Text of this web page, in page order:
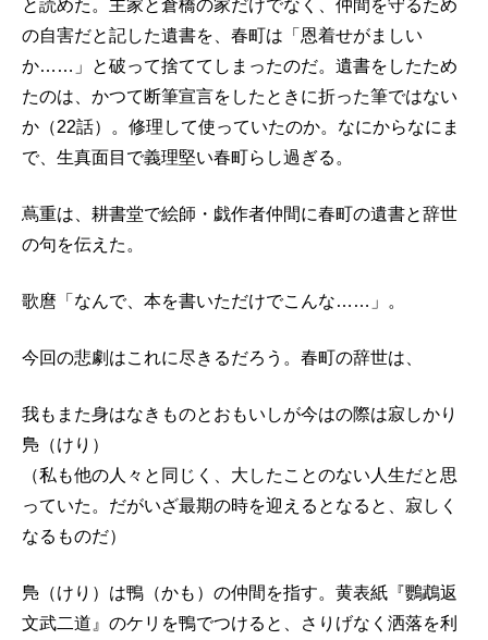
と読めた。主家と倉橋の家だけでなく、仲間を守るため
の自害だと記した遺書を、春町は「恩着せがましい
か……」と破って捨ててしまったのだ。遺書をしたため
たのは、かつて断筆宣言をしたときに折った筆ではない
か（22話）。修理して使っていたのか。なにからなにま
で、生真面目で義理堅い春町らし過ぎる。
蔦重は、耕書堂で絵師・戯作者仲間に春町の遺書と辞世
の句を伝えた。
歌麿「なんで、本を書いただけでこんな……」。
今回の悲劇はこれに尽きるだろう。春町の辞世は、
我もまた身はなきものとおもいしが今はの際は寂しかり
鳬（けり）
（私も他の人々と同じく、大したことのない人生だと思
っていた。だがいざ最期の時を迎えるとなると、寂しく
なるものだ）
鳬（けり）は鴨（かも）の仲間を指す。黄表紙『鸚鵡返
文武二道』のケリを鴨でつけると、さりげなく洒落を利